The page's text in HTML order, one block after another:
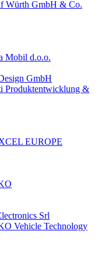
Würth GmbH & Co.
Mobil d.o.o.
GmbH
Produktentwicklung &
EUROPE
Srl
Vehicle Technology